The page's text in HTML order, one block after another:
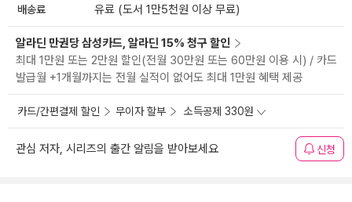
배송료 유료 (도서 1만5천원 이상 무료)
알라딘 만권당 삼성카드, 알라딘 15% 청구 할인
최대 1만원 또는 2만원 할인(전월 30만원 또는 60만원 이용 시) / 카드
발급월 +1개월까지는 전월 실적이 없어도 최대 1만원 혜택 제공
카드/간편결제 할인 무이자 할부 소득공제 330원
관심 저자, 시리즈의 출간 알림을 받아보세요 신청